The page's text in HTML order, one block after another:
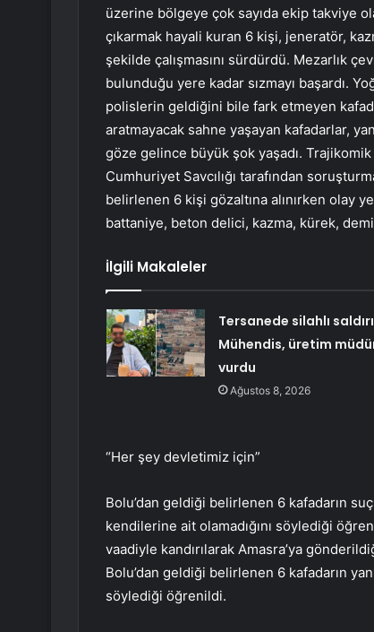
üzerine bölgeye çok sayıda ekip takviye
çıkarmak hayali kuran 6 kişi, jeneratör,
şekilde çalışmasını sürdürdü. Mezarlık
bulunduğu yere kadar sızmayı başardı.
polislerin geldiğini bile fark etmeyen
aratmayacak sahne yaşayan kafadarlar,
göze gelince büyük şok yaşadı.
Cumhuriyet Savcılığı tarafından
belirlenen 6 kişi gözaltına alınırken olay
battaniye, beton delici, kazma, kürek,
İlgili Makaleler
Tersanede silahlı
Mühendis, üretim
vurdu
Ağustos 8, 2026
“Her şey devletimiz için”
Bolu’dan geldiği belirlenen 6 kafadarın
kendilerine ait olamadığını söylediği
vaadiyle kandırılarak Amasra’ya
Bolu’dan geldiği belirlenen 6 kafadarın
söylediği öğrenildi.